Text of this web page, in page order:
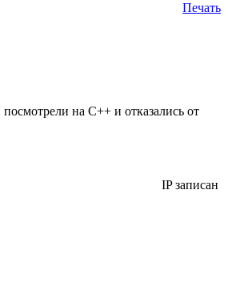
Печать
на С++ и отказались от
IP записан